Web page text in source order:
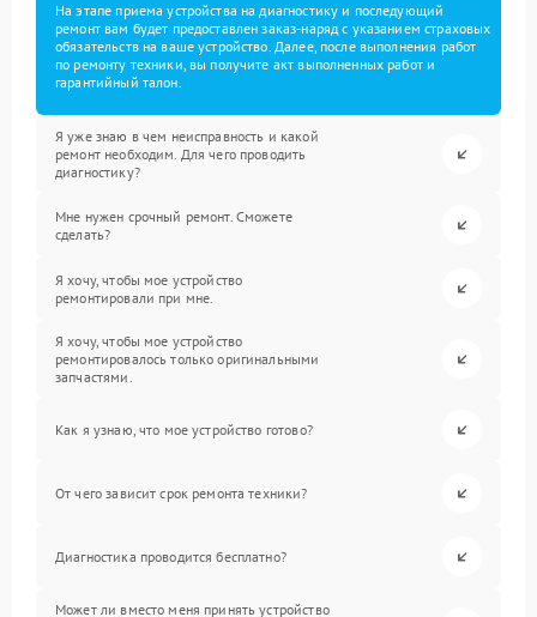
На этапе приема устройства на диагностику и последующий
ремонт вам будет предоставлен заказ-наряд с указанием страховых
обязательств на ваше устройство. Далее, после выполнения работ
по ремонту техники, вы получите акт выполненных работ и
гарантийный талон.
Я уже знаю в чем неисправность и какой
ремонт необходим. Для чего проводить
диагностику?
Мне нужен срочный ремонт. Сможете
сделать?
Я хочу, чтобы мое устройство
ремонтировали при мне.
Я хочу, чтобы мое устройство
ремонтировалось только оригинальными
запчастями.
Как я узнаю, что мое устройство готово?
От чего зависит срок ремонта техники?
Диагностика проводится бесплатно?
Может ли вместо меня принять устройство